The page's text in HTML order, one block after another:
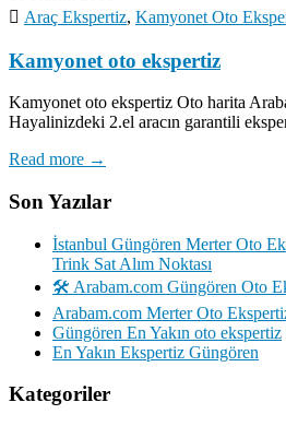
Araç Ekspertiz, Kamyonet Oto
Kamyonet oto ekspertiz
Kamyonet oto ekspertiz Oto harita
Hayalinizdeki 2.el aracın garantili
Read more →
Son Yazılar
İstanbul Güngören Merter Oto
Trink Sat Alım Noktası
🛠️ Arabam.com Güngören Oto
Arabam.com Merter Oto
Güngören En Yakın oto ekspertiz
En Yakın Ekspertiz Güngören
Kategoriler